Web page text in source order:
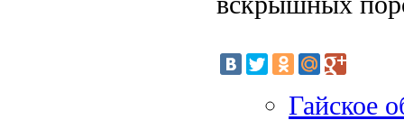
Гайское